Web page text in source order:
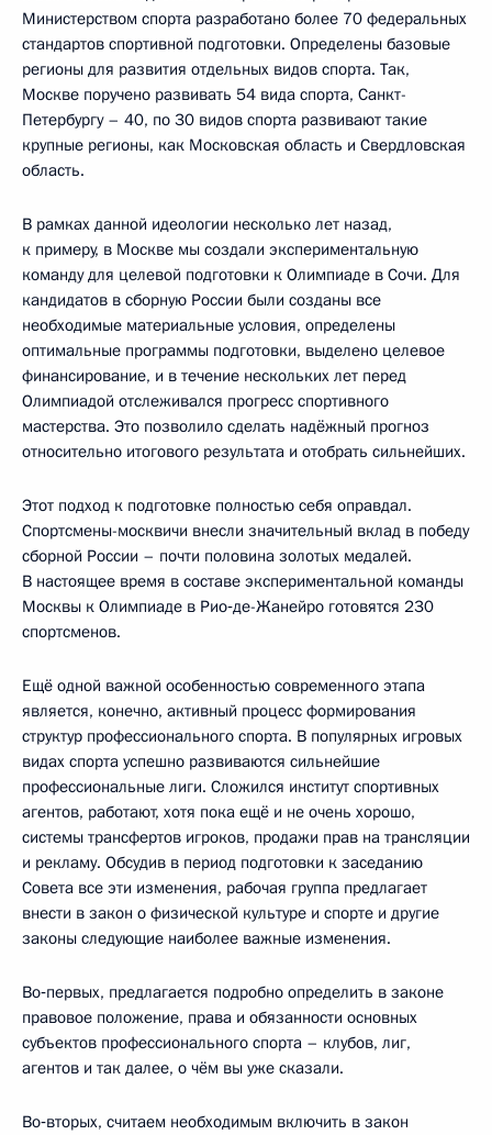
Министерством спорта разработано более 70 федеральных
стандартов спортивной подготовки. Определены базовые
регионы для развития отдельных видов спорта. Так,
Москве поручено развивать 54 вида спорта, Санкт-
Петербургу – 40, по 30 видов спорта развивают такие
крупные регионы, как Московская область и Свердловская
область.
В рамках данной идеологии несколько лет назад,
к примеру, в Москве мы создали экспериментальную
команду для целевой подготовки к Олимпиаде в Сочи. Для
кандидатов в сборную России были созданы все
необходимые материальные условия, определены
оптимальные программы подготовки, выделено целевое
финансирование, и в течение нескольких лет перед
Олимпиадой отслеживался прогресс спортивного
мастерства. Это позволило сделать надёжный прогноз
относительно итогового результата и отобрать сильнейших.
Этот подход к подготовке полностью себя оправдал.
Спортсмены-москвичи внесли значительный вклад в победу
сборной России – почти половина золотых медалей.
В настоящее время в составе экспериментальной команды
Москвы к Олимпиаде в Рио‑де-Жанейро готовятся 230
спортсменов.
Ещё одной важной особенностью современного этапа
является, конечно, активный процесс формирования
структур профессионального спорта. В популярных игровых
видах спорта успешно развиваются сильнейшие
профессиональные лиги. Сложился институт спортивных
агентов, работают, хотя пока ещё и не очень хорошо,
системы трансфертов игроков, продажи прав на трансляции
и рекламу. Обсудив в период подготовки к заседанию
Совета все эти изменения, рабочая группа предлагает
внести в закон о физической культуре и спорте и другие
законы следующие наиболее важные изменения.
Во‑первых, предлагается подробно определить в законе
правовое положение, права и обязанности основных
субъектов профессионального спорта – клубов, лиг,
агентов и так далее, о чём вы уже сказали.
Во‑вторых, считаем необходимым включить в закон